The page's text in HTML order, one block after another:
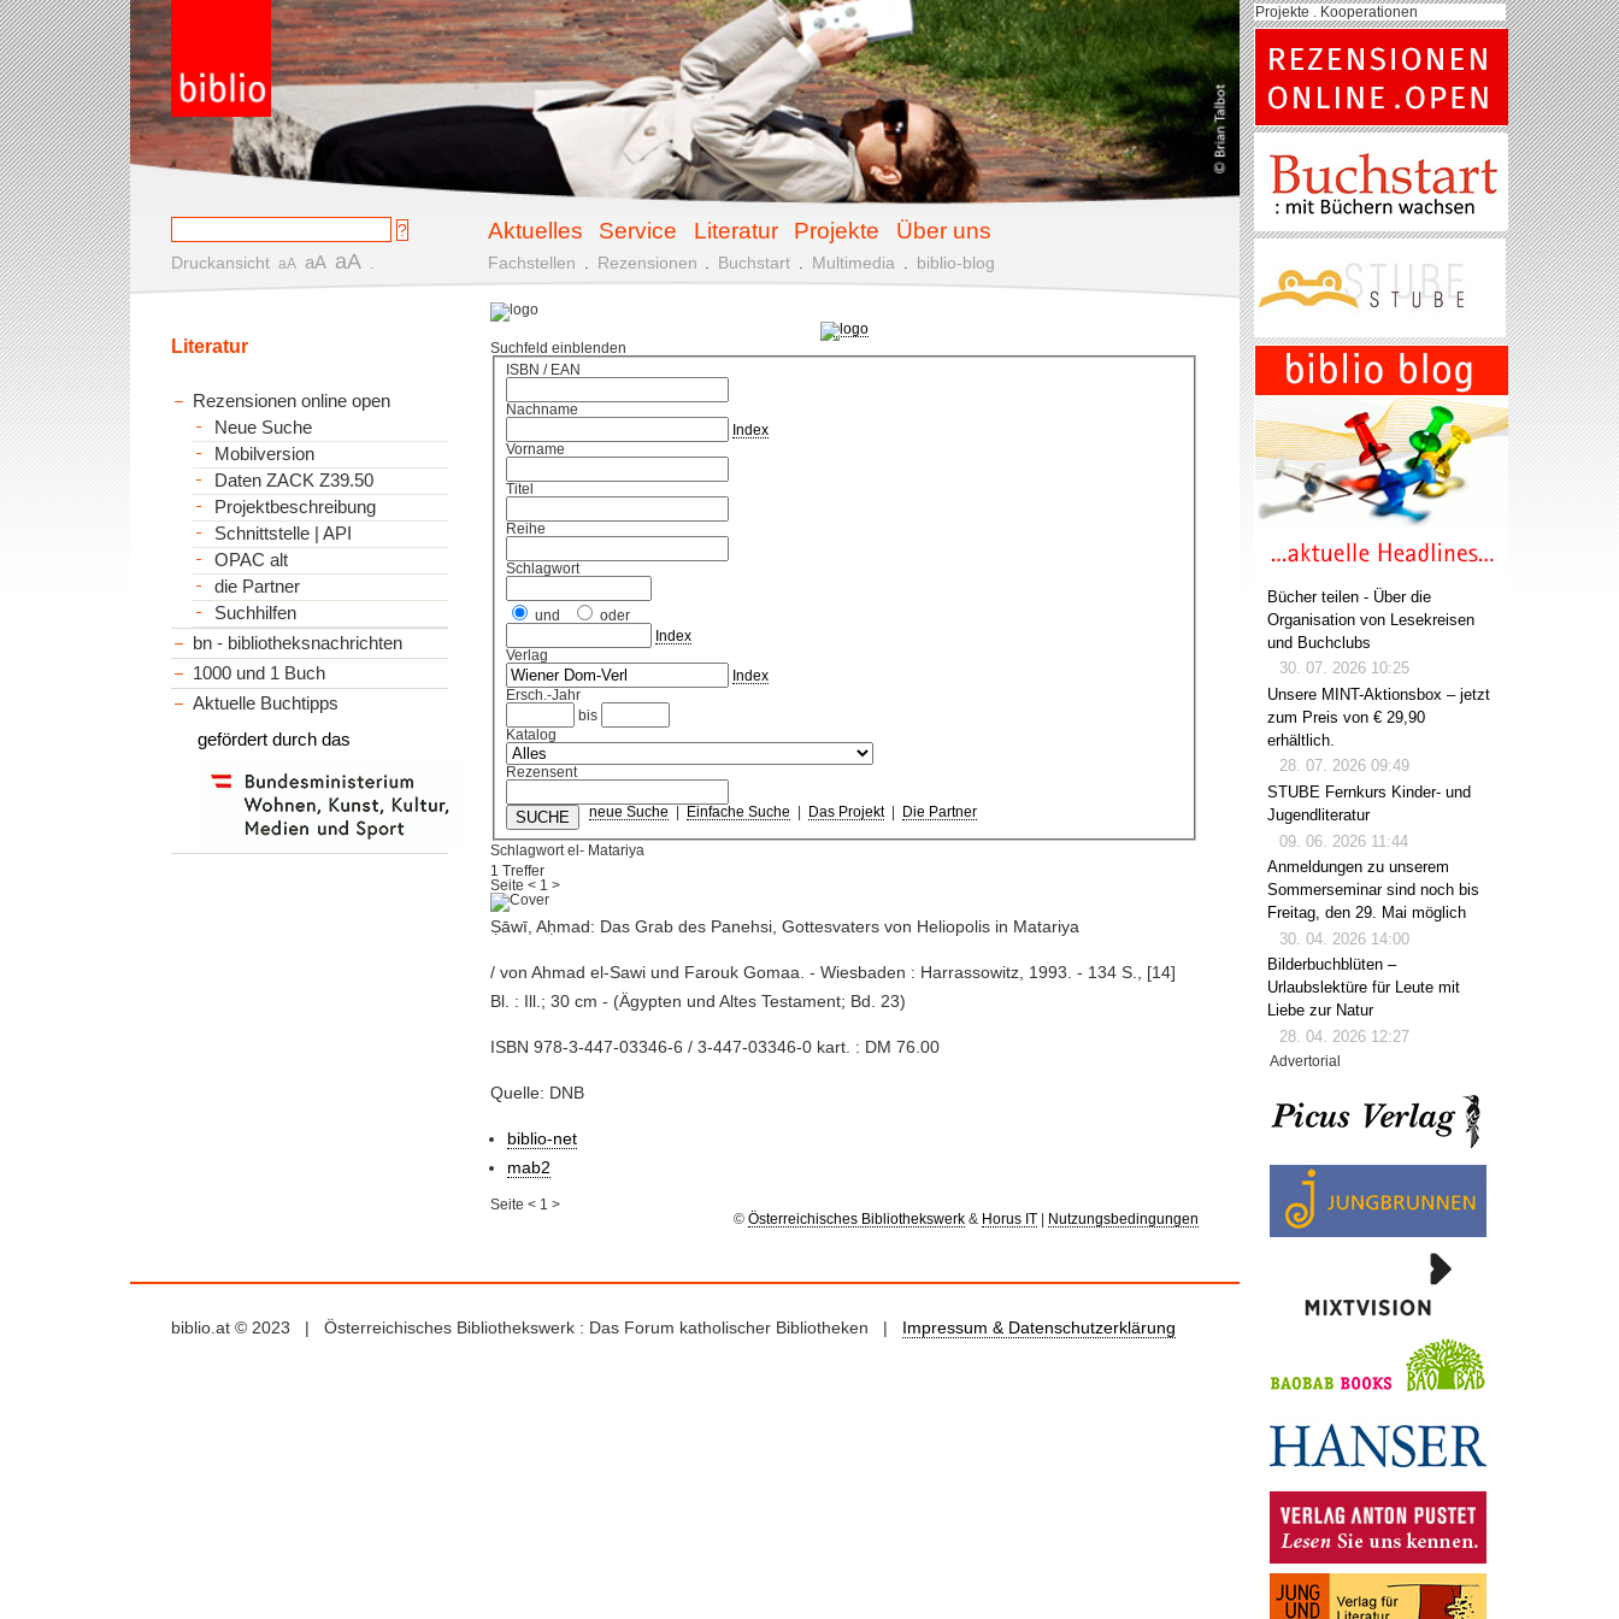
Aktuelles Service Literatur Projekte Über uns
Druckansicht aA aA aA Fachstellen Rezensionen Buchstart Multimedia biblio-blog
Suchfeld einblenden
ISBN / EAN
Nachname
Index
Vorname
Titel
Reihe
Schlagwort
und
oder
Index
Verlag
Index
Ersch.-Jahr
bis
Katalog
Rezensent
neue Suche Einfache Suche Das Projekt| Die Partner
Schlagwort el- Matariya
1 Treffer
Seite< 1 >
Ṣāwī, Aḥmad: Das Grab des Panehsi, Gottesvaters von Heliopolis in Matariya
/ von Ahmad el-Sawi und Farouk Gomaa. - Wiesbaden : Harrassowitz, 1993. - 134 S., [14]
Bl. : Ill.; 30 cm - (Ägypten und Altes Testament; Bd. 23)
ISBN 978-3-447-03346-6 / 3-447-03346-0 kart. : DM 76.00
Quelle: DNB
biblio-net
mab2
Seite< 1 >
© Österreichisches Bibliothekswerk& Horus IT Nutzungsbedingungen
Literatur
Rezensionen online open
Neue Suche
Mobilversion
Daten ZACK Z39.50
Projektbeschreibung
Schnittstelle | API
OPAC alt
die Partner
Suchhilfen
bn - bibliotheksnachrichten
1000 und 1 Buch
Aktuelle Buchtipps
gefördert durch das
biblio.at © 2023 | Österreichisches Bibliothekswerk : Das Forum katholischer Bibliotheken | Impressum & Datenschutzerklärung
Projekte . Kooperationen
Bücher teilen - Über die
Organisation von Lesekreisen
und Buchclubs
30. 07. 2026 10:25
Unsere MINT-Aktionsbox – jetzt
zum Preis von € 29,90
erhältlich.
28. 07. 2026 09:49
STUBE Fernkurs Kinder- und
Jugendliteratur
09. 06. 2026 11:44
Anmeldungen zu unserem
Sommerseminar sind noch bis
Freitag, den 29. Mai möglich
30. 04. 2026 14:00
Bilderbuchblüten –
Urlaubslektüre für Leute mit
Liebe zur Natur
28. 04. 2026 12:27
Advertorial